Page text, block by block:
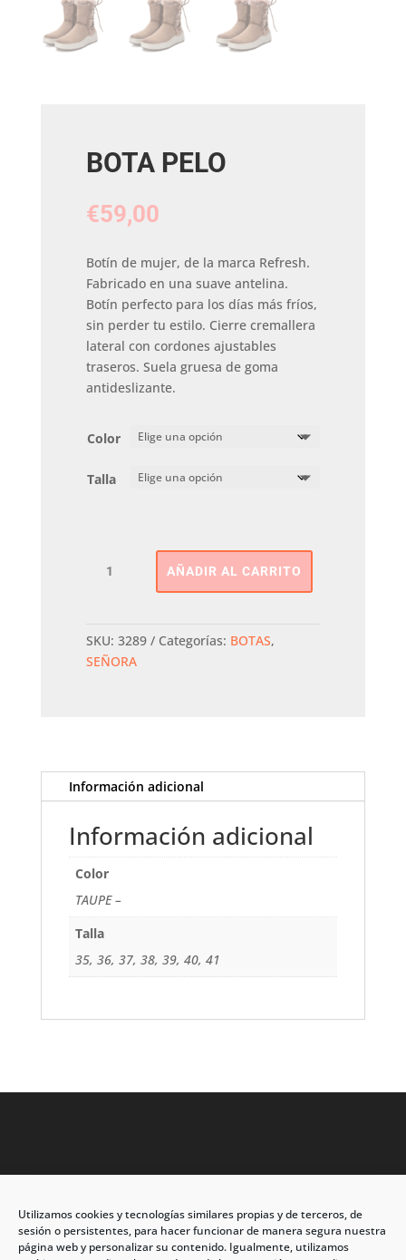
Utilizamos cookies y tecnologías similares propias y de terceros, de
sesión o persistentes, para hacer funcionar de manera segura nuestra
página web y personalizar su contenido. Igualmente, utilizamos
BOTA PELO
€59,00
Botín de mujer, de la marca Refresh.
Fabricado en una suave antelina.
Botín perfecto para los días más fríos,
sin perder tu estilo. Cierre cremallera
lateral con cordones ajustables
traseros. Suela gruesa de goma
antideslizante.
Color
Talla
PELO
AÑADIR AL CARRITO
SKU: 3289 Categorías: BOTAS,
SEÑORA
Información adicional
Información adicional
Color
TAUPE –
Talla
35, 36, 37, 38, 39, 40, 41
Dirección: C/Eleuterio Quintanilla nº67 – Esq. Río de
Oro